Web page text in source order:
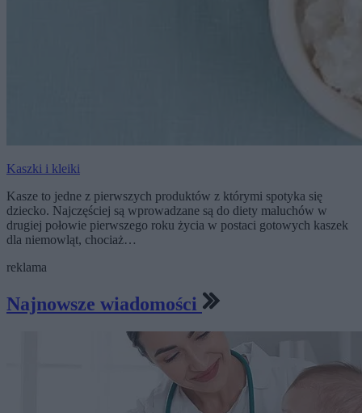
Kaszki i kleiki
Kasze to jedne z pierwszych produktów z którymi spotyka się
dziecko. Najczęściej są wprowadzane są do diety maluchów w
drugiej połowie pierwszego roku życia w postaci gotowych kaszek
dla niemowląt, chociaż…
reklama
Najnowsze wiadomości